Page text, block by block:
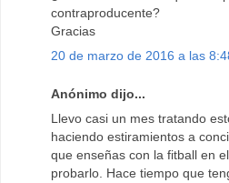
contraproducente?
Gracias
20 de marzo de 2016 a las
Anónimo dijo...
Llevo casi un mes tratando
haciendo estiramientos a
que enseñas con la fitball en
probarlo. Hace tiempo que